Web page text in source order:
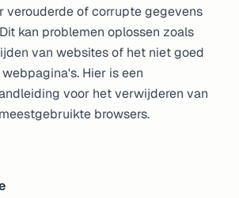
verouderde of corrupte gegevens
kan problemen oplossen zoals
van websites of het niet goed
Hier is een
voor het verwijderen van
browsers.